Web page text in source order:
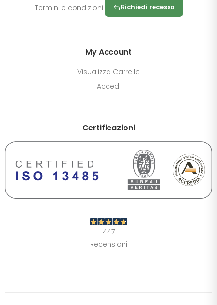
Termini e condizioni
Richiedi recesso
My Account
Visualizza Carrello
Accedi
Certificazioni
447
Recensioni
DIMENSIONE TESTO
Chiaro